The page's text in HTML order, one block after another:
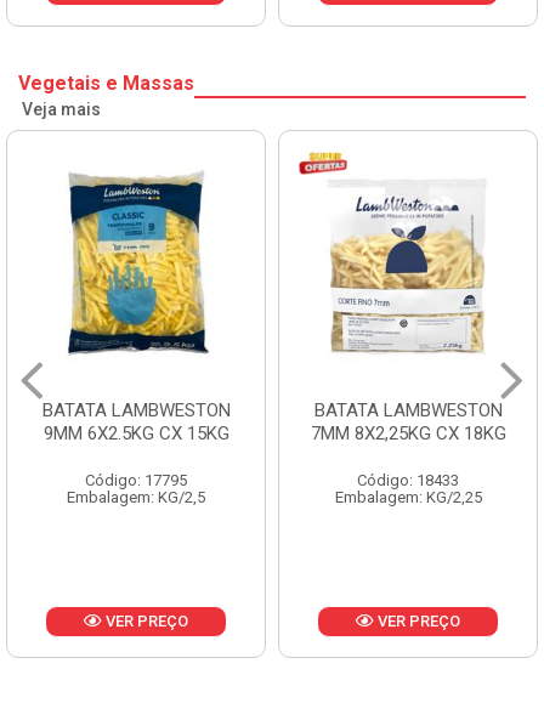
Vegetais e Massas
Veja mais
BATATA LAMBWESTON
9MM 6X2.5KG CX 15KG
Código: 17795
Embalagem: KG/2,5
VER PREÇO
BATATA LAMBWESTON
7MM 8X2,25KG CX 18KG
Código: 18433
Embalagem: KG/2,25
VER PREÇO